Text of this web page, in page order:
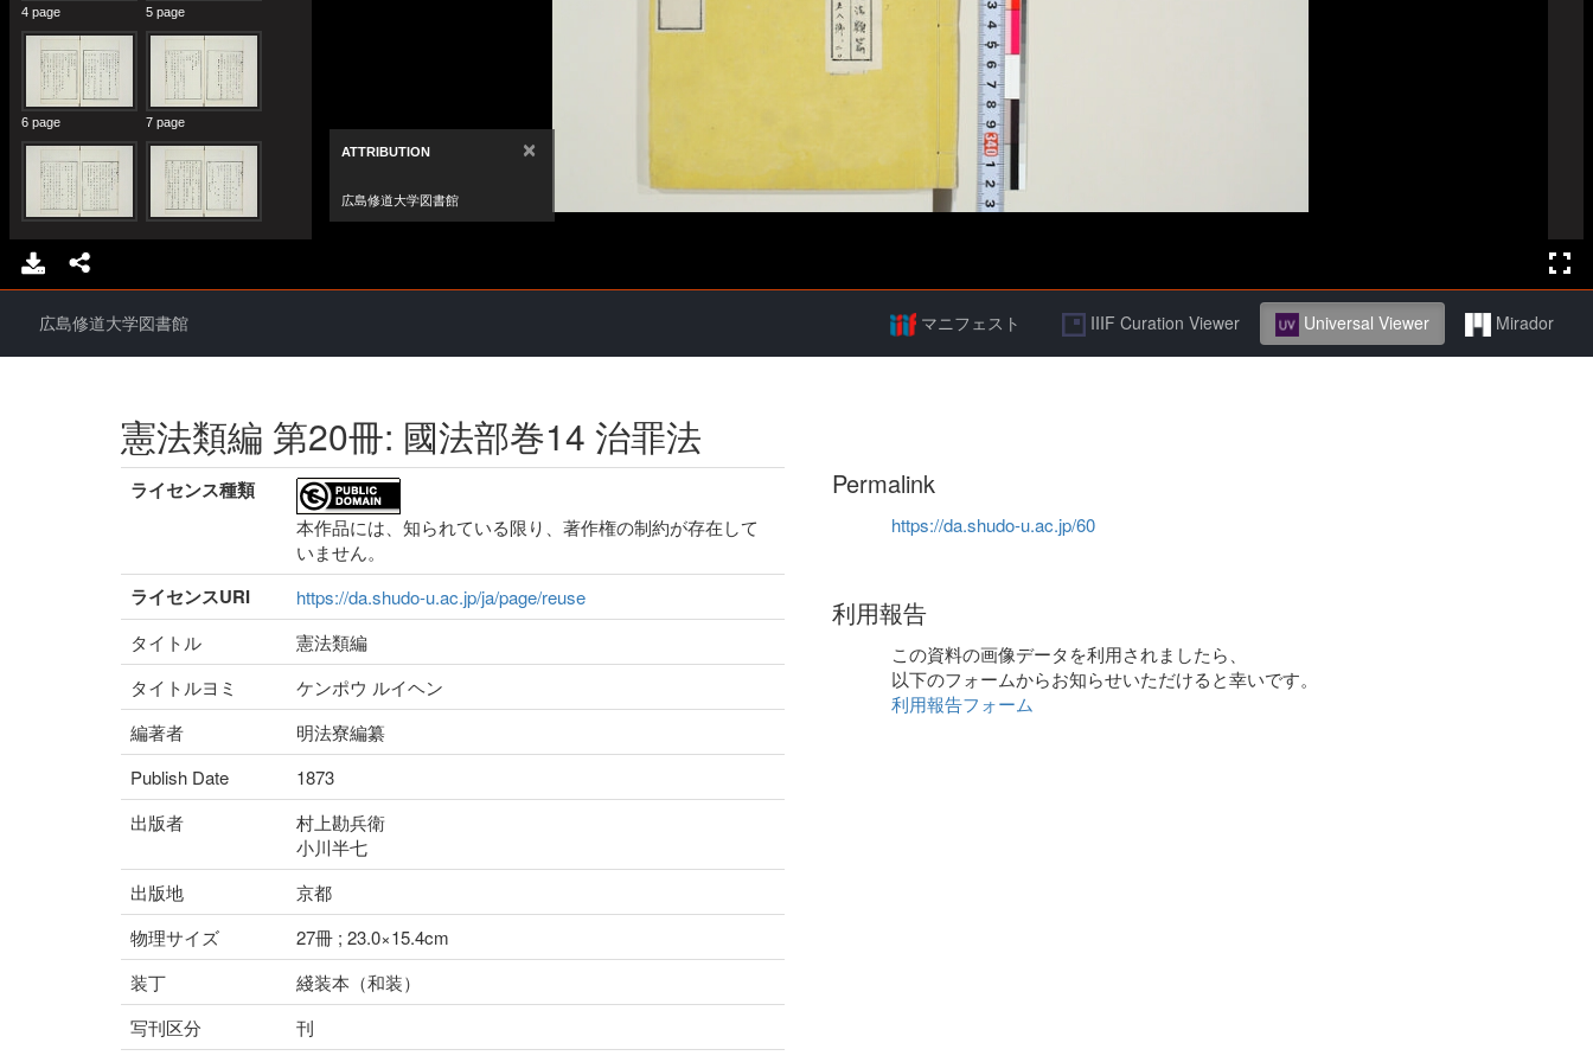
広島修道大学図書館 マニフェスト IIIF Curation Viewer Universal Viewer Mirador
憲法類編 第20冊: 國法部巻14 治罪法
ライセンス種類
本作品には、知られている限り、著作権の制約が存在して
いません。
ライセンスURI
https://da.shudo-u.ac.jp/ja/page/reuse
タイトル
憲法類編
タイトルヨミ
ケンポウ ルイヘン
編著者
明法寮編纂
Publish Date
1873
出版者
村上勘兵衛
小川半七
出版地
京都
物理サイズ
27冊 ; 23.0×15.4cm
装丁
綫装本（和装）
写刊区分
刊
Permalink
https://da.shudo-u.ac.jp/60
利用報告
この資料の画像データを利用されましたら、
以下のフォームからお知らせいただけると幸いです。
利用報告フォーム